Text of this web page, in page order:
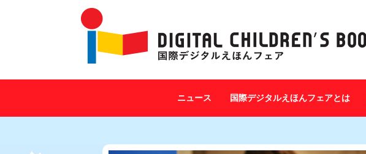
ニュース 国際デジタルえほんフェアとは